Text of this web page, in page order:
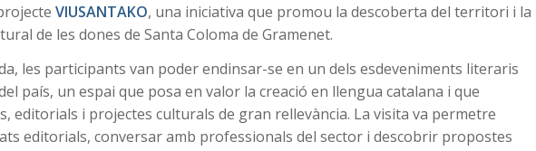
VIUSANTAKO, una iniciativa que promou la descoberta del territori i la
de les dones de Santa Coloma de Gramenet.
les participants van poder endinsar-se en un dels esdeveniments literaris
país, un espai que posa en valor la creació en llengua catalana i que
editorials i projectes culturals de gran rellevància. La visita va permetre
editorials, conversar amb professionals del sector i descobrir propostes